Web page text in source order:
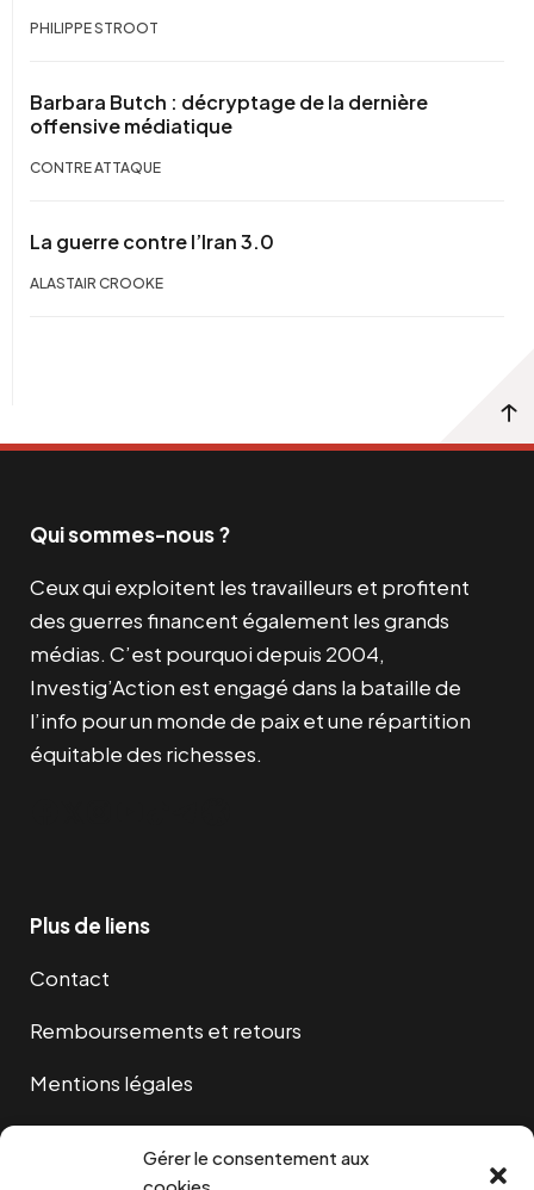
Gérer le consentement aux
PHILIPPE STROOT
Barbara Butch : décryptage de la dernière
offensive médiatique
CONTRE ATTAQUE
La guerre contre l’Iran 3.0
ALASTAIR CROOKE
Qui sommes-nous ?
Ceux qui exploitent les travailleurs et profitent
des guerres financent également les grands
médias. C’est pourquoi depuis 2004,
Investig’Action est engagé dans la bataille de
l’info pour un monde de paix et une répartition
équitable des richesses.
Plus de liens
Contact
Remboursements et retours
Mentions légales